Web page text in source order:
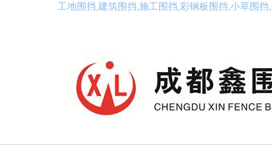
工地围挡,建筑围挡,施工围挡,彩钢板围挡,小草围